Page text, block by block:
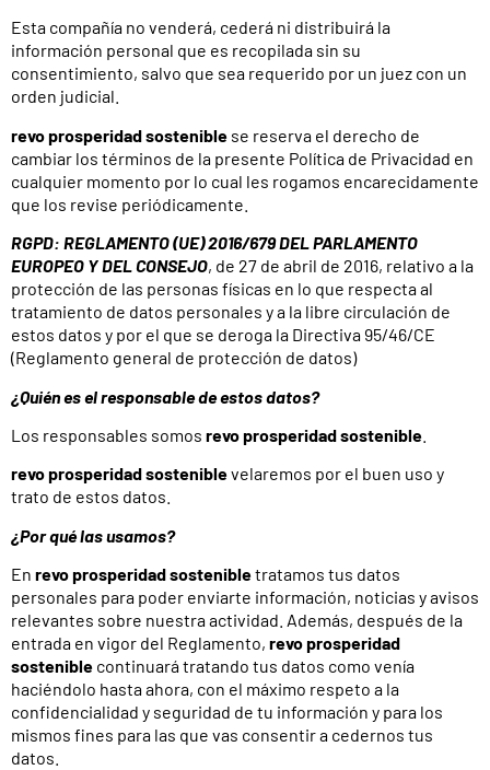
Esta compañía no venderá, cederá ni distribuirá la
información personal que es recopilada sin su
consentimiento, salvo que sea requerido por un juez con un
orden judicial.
revo prosperidad sostenible se reserva el derecho de
cambiar los términos de la presente Política de Privacidad en
cualquier momento por lo cual les rogamos encarecidamente
que los revise periódicamente.
RGPD: REGLAMENTO (UE) 2016/679 DEL PARLAMENTO
EUROPEO Y DEL CONSEJO, de 27 de abril de 2016, relativo a la
protección de las personas físicas en lo que respecta al
tratamiento de datos personales y a la libre circulación de
estos datos y por el que se deroga la Directiva 95/46/CE
(Reglamento general de protección de datos)
¿Quién es el responsable de estos datos?
Los responsables somos revo prosperidad sostenible
revo prosperidad sosteniblevelaremos por el buen uso y
trato de estos datos.
¿Por qué las usamos?
En revo prosperidad sostenibletratamos tus datos
personales para poder enviarte información, noticias y avisos
relevantes sobre nuestra actividad. Además, después de la
entrada en vigor del Reglamento, revo prosperidad
sostenible continuará tratando tus datos como venía
haciéndolo hasta ahora, con el máximo respeto a la
confidencialidad y seguridad de tu información y para los
mismos fines para las que vas consentir a cedernos tus
datos.